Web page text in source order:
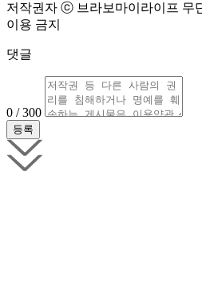
저작권자 ⓒ 브라보마이라이프 무
이용 금지
댓글
0 / 300